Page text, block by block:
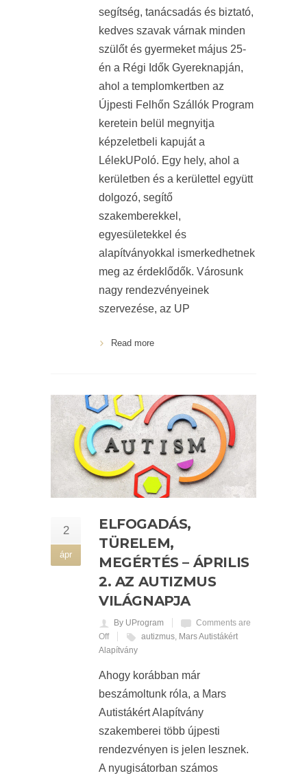
segítség, tanácsadás és biztató,
kedves szavak várnak minden
szülőt és gyermeket május 25-
én a Régi Idők Gyereknapján,
ahol a templomkertben az
Újpesti Felhőn Szállók Program
keretein belül megnyitja
képzeletbeli kapuját a
LélekUPoló. Egy hely, ahol a
kerületben és a kerülettel együtt
dolgozó, segítő
szakemberekkel,
egyesületekkel és
alapítványokkal ismerkedhetnek
meg az érdeklődők. Városunk
nagy rendezvényeinek
szervezése, az UP
Read more
2
ápr
ELFOGADÁS,
TÜRELEM,
MEGÉRTÉS – ÁPRILIS
2. AZ AUTIZMUS
VILÁGNAPJA
By UProgram
Comments are
Off
autizmus, Mars Autistákért
Alapítvány
Ahogy korábban már
beszámoltunk róla, a Mars
Autistákért Alapítvány
szakemberei több újpesti
rendezvényen is jelen lesznek.
A nyugisátorban számos